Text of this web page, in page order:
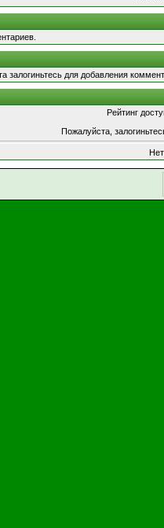
залогиньтесь для добавления
Рейтинг
Пожалуйста,